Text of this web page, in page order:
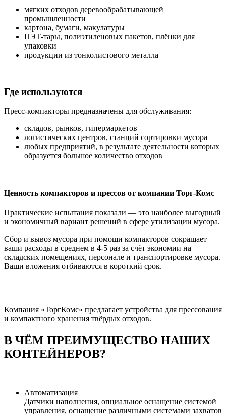
мягких отходов деревообрабатывающей
промышленности
картона, бумаги, макулатуры
ПЭТ-тары, полиэтиленовых пакетов, плёнки для
упаковки
продукции из тонколистового металла
Где используются
Пресс-компакторы предназначены для обслуживания:
складов, рынков, гипермаркетов
логистических центров, станций сортировки мусора
любых предприятий, в результате деятельности которых
образуется большое количество отходов
Ценность компакторов и прессов от компании Торг-Комс
Практические испытания показали — это наиболее выгодный
и экономичный вариант решений в сфере утилизации мусора.
Сбор и вывоз мусора при помощи компакторов сокращает
ваши расходы в среднем в 4-5 раз за счёт экономии на
складских помещениях, персонале и транспортировке мусора.
Ваши вложения отбиваются в короткий срок.
Компания «ТоргКомс» предлагает устройства для прессования
и компактного хранения твёрдых отходов.
В ЧЁМ ПРЕИМУЩЕСТВО НАШИХ
КОНТЕЙНЕРОВ?
Автоматизация
Датчики наполнения, опциальное оснащение системой
управления, оснащение различными системами захватов